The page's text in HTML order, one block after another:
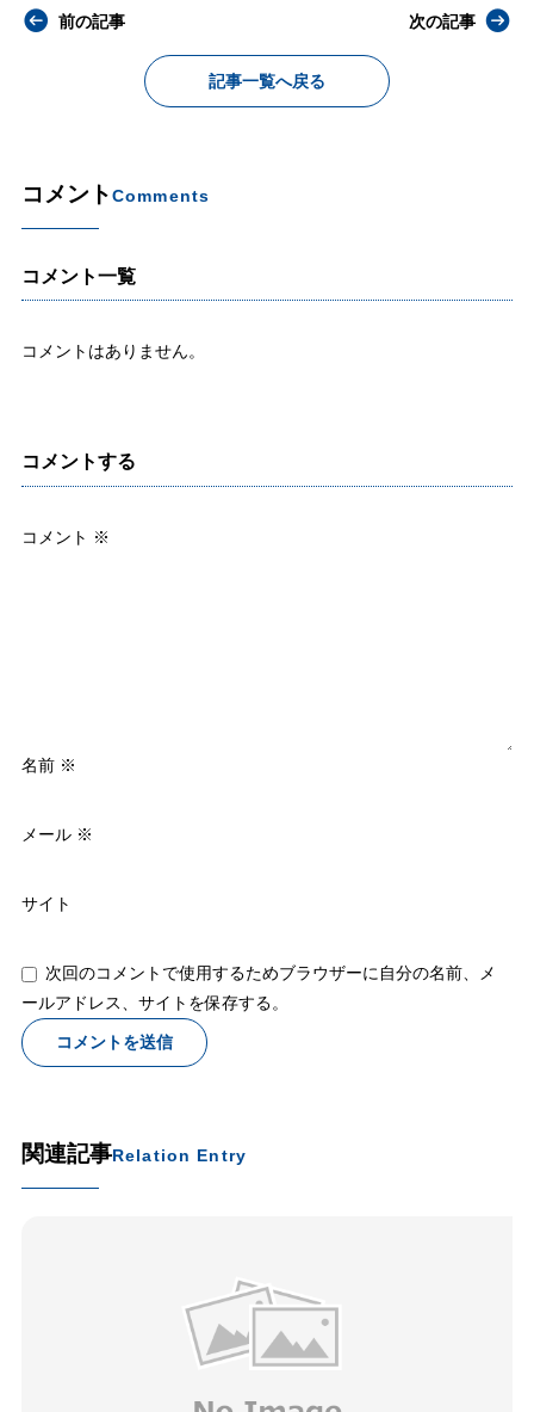
前の記事
記事一覧へ戻る
次の記事
コメントComments
コメント一覧
コメントはありません。
コメントする
コメント ※
名前 ※
メール ※
サイト
次回のコメントで使用するためブラウザーに自分の名前、メ
ールアドレス、サイトを保存する。
関連記事Relation Entry